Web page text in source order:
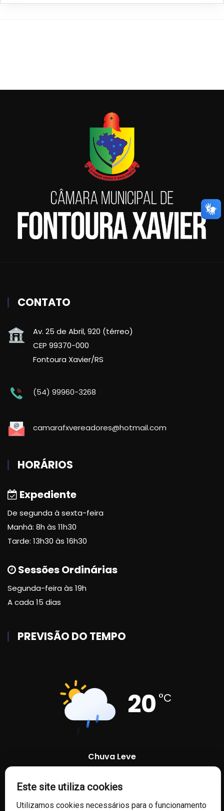
CONTATO
Av. 25 de Abril, 920 (térreo)
CEP 99370-000
Fontoura Xavier/RS
(54) 99960-3268
camarafxvereadores@hotmail.com
HORÁRIOS
Expediente
De segunda à sexta-feira
Manhã: 8h às 11h30
Tarde: 13h30 às 16h30
Sessões Ordinárias
Segunda-feira às 19h
A cada 15 dias
PREVISÃO DO TEMPO
20 °C
Chuva Leve
79 % 1003 mb
Este site utiliza cookies
Utilizamos cookies necessários para o funcionamento